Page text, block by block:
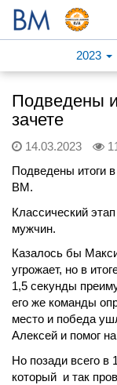
2023
Подведены
зачете
14.03.2023
Подведены итоги
ВМ.
Классический
мужчин.
Казалось бы
угрожает, но в
1,5 секунды
его же команды
место и победа
Алексей и помог
Но позади всего в
который и так